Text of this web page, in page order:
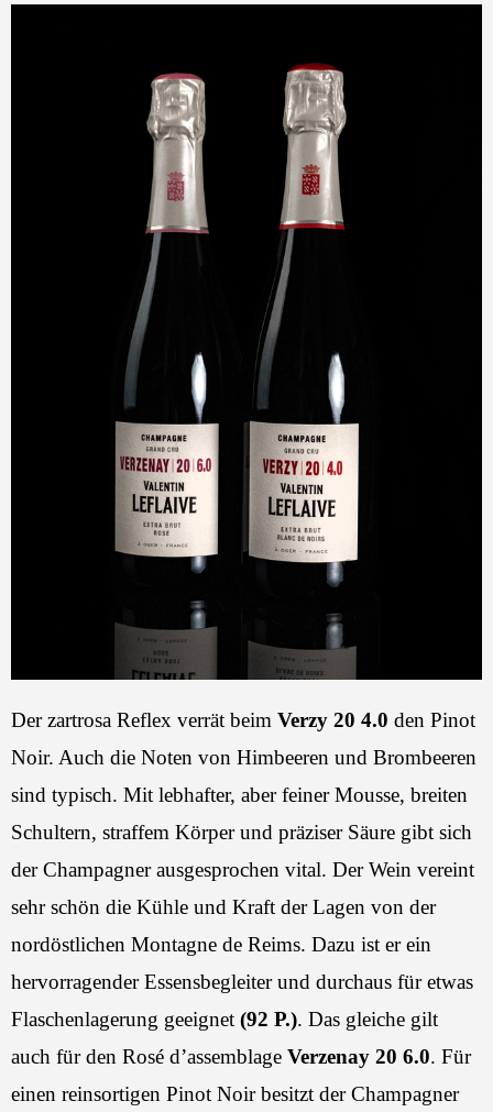
Der zartrosa Reflex verrät beim Verzy 20 4.0 den Pinot
Noir. Auch die Noten von Himbeeren und Brombeeren
sind typisch. Mit lebhafter, aber feiner Mousse, breiten
Schultern, straffem Körper und präziser Säure gibt sich
der Champagner ausgesprochen vital. Der Wein vereint
sehr schön die Kühle und Kraft der Lagen von der
nordöstlichen Montagne de Reims. Dazu ist er ein
hervorragender Essensbegleiter und durchaus für etwas
Flaschenlagerung geeignet (92 P.). Das gleiche gilt
auch für den Rosé d’assemblage Verzenay 20 6.0. Für
einen reinsortigen Pinot Noir besitzt der Champagner